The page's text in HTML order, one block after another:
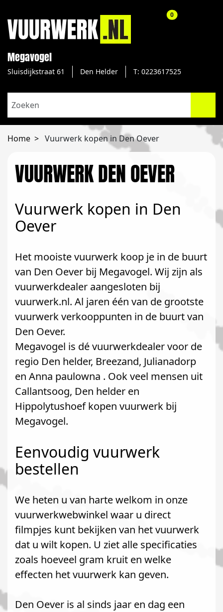
Megavogel
Sluisdijkstraat 61 Den Helder T: 0223617525
0aantal
Home Vuurwerk kopen in Den Oever
VUURWERK DEN OEVER
Vuurwerk kopen in Den
Oever
Het mooiste vuurwerk koop je in de buurt
van Den Oever bij Megavogel. Wij zijn als
vuurwerkdealer aangesloten bij
vuurwerk.nl. Al jaren één van de grootste
vuurwerk verkooppunten in de buurt van
Den Oever.
Megavogel is dé vuurwerkdealer voor de
regio Den helder, Breezand, Julianadorp
en Anna paulowna . Ook veel mensen uit
Callantsoog, Den helder en
Hippolytushoef kopen vuurwerk bij
Megavogel.
Eenvoudig vuurwerk
bestellen
We heten u van harte welkom in onze
vuurwerkwebwinkel waar u direct
filmpjes kunt bekijken van het vuurwerk
dat u wilt kopen. U ziet alle specificaties
zoals hoeveel gram kruit en welke
effecten het vuurwerk kan geven.
Den Oever is al sinds jaar en dag een